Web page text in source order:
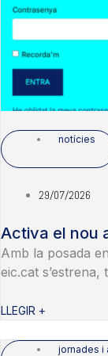
notícies
29/07/2026
Activa el nou
Amb la posada
eic.cat s’estrena,
LLEGIR +
jornades i